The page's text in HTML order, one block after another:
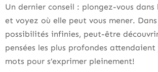
Un dernier conseil : plongez-vous
et voyez où elle peut vous mener.
possibilités infinies, peut-être
pensées les plus profondes attendaient
mots pour s’exprimer pleinement!